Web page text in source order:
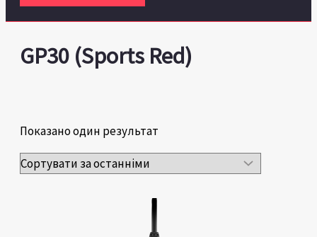
GP30 (Sports Red)
Показано один результат